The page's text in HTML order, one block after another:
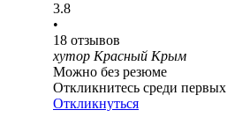
3.8
•
18 отзывов
хутор Красный Крым
Можно без резюме
Откликнитесь среди первых
Откликнуться